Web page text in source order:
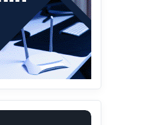
bi sve da mogu...a
se tudjoj sreci.I ko
leci!
siromasnd,kako